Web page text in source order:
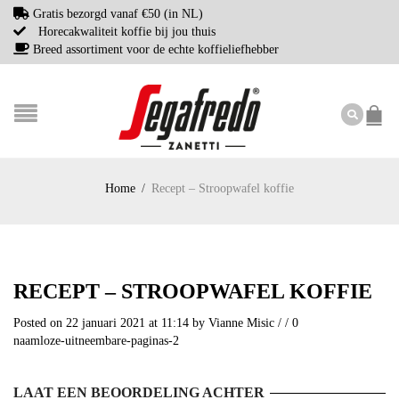
Gratis bezorgd vanaf €50 (in NL)
Horecakwaliteit koffie bij jou thuis
Breed assortiment voor de echte koffieliefhebber
Home / Recept – Stroopwafel koffie
RECEPT – STROOPWAFEL KOFFIE
Posted on 22 januari 2021 at 11:14 by Vianne Misic / / 0
naamloze-uitneembare-paginas-2
LAAT EEN BEOORDELING ACHTER